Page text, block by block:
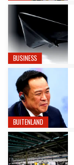
BUSINESS
BUITENLAND